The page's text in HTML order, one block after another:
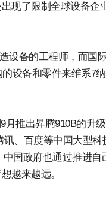
现了限制全球设备企
设备的工程师，而国
设备和零件来维系7
推出昇腾910B的升
、百度等中国大型
国政府也通过推进
越来越远。